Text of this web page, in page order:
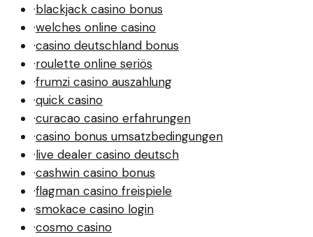
·blackjack casino bonus
·welches online casino
·casino deutschland bonus
·roulette online seriös
·frumzi casino auszahlung
·quick casino
·curacao casino erfahrungen
·casino bonus umsatzbedingungen
·live dealer casino deutsch
·cashwin casino bonus
·flagman casino freispiele
·smokace casino login
·cosmo casino